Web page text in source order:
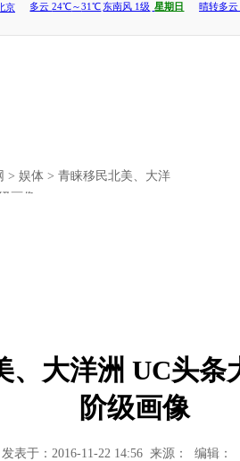
> 娱体 > 青睐移民北美、大洋
画像
、大洋洲 UC头条
阶级画像
发表于：2016-11-22 14:56 来源： 编辑：